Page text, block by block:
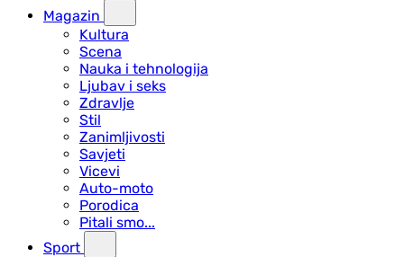
Magazin
Kultura
Scena
Nauka i tehnologija
Ljubav i seks
Zdravlje
Stil
Zanimljivosti
Savjeti
Vicevi
Auto-moto
Porodica
Pitali smo...
Sport